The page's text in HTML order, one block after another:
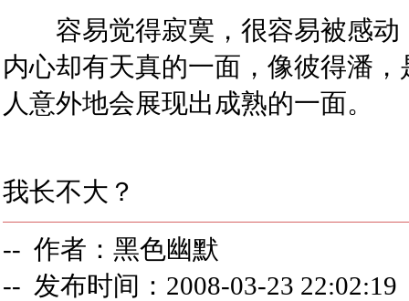
容易觉得寂寞，很容易被感动
内心却有天真的一面，像彼得潘
人意外地会展现出成熟的一面。
我长不大？
-- 作者：黑色幽默
-- 发布时间：2008-03-23 22:02:19